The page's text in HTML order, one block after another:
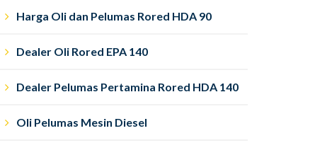
Harga Oli dan Pelumas Rored HDA 90
Dealer Oli Rored EPA 140
Dealer Pelumas Pertamina Rored HDA 140
Oli Pelumas Mesin Diesel